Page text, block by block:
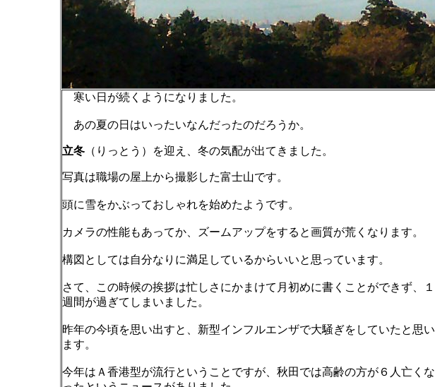
寒い日が続くようになりました。
あの夏の日はいったいなんだったのだろうか。
立冬 （りっとう）を迎え、冬の気配が出てきました。
写真は職場の屋上から撮影した富士山です。
頭に雪をかぶっておしゃれを始めたようです。
カメラの性能もあってか、ズームアップをすると画質が荒くなります。
構図としては自分なりに満足しているからいいと思っています。
さて、この時候の挨拶は忙しさにかまけて月初めに書くことができず、１
週間が過ぎてしまいました。
昨年の今頃を思い出すと、新型インフルエンザで大騒ぎをしていたと思い
ます。
今年はＡ香港型が流行ということですが、秋田では高齢の方が６人亡くな